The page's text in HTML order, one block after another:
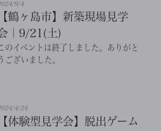
9/4
【鶴ヶ島市】新築現場見学
｜9/21(土)
のイベントは終了しました。ありがと
ございました。
4/24
【体験型見学会】脱出ゲーム